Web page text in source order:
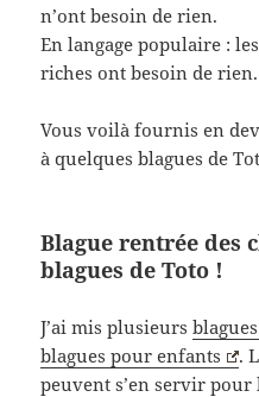
n’ont besoin de rien.
En langage populaire :
riches ont besoin de rien.
Vous voilà fournis en
à quelques blagues de
Blague rentrée des
blagues de Toto !
J’ai mis plusieurs
blagues pour enfants
.
peuvent s’en servir pour